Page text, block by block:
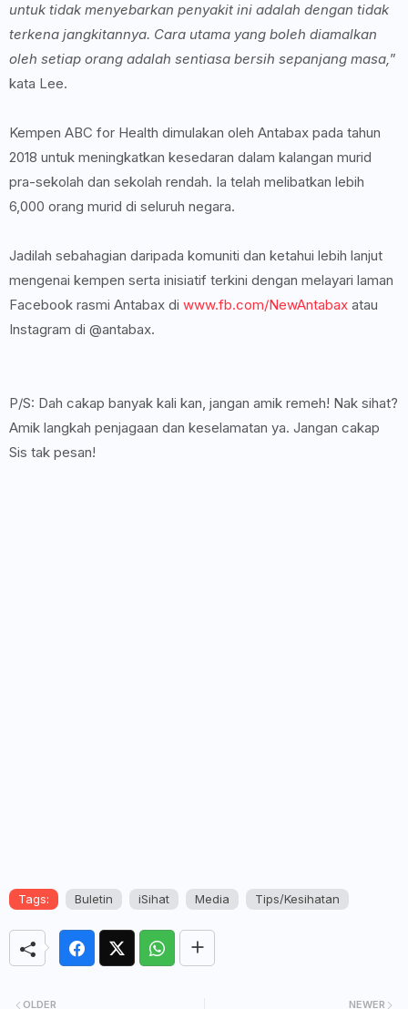
untuk tidak menyebarkan penyakit ini adalah dengan tidak
terkena jangkitannya. Cara utama yang boleh diamalkan
oleh setiap orang adalah sentiasa bersih sepanjang masa,”
kata Lee.
Kempen ABC for Health dimulakan oleh Antabax pada tahun
2018 untuk meningkatkan kesedaran dalam kalangan murid
pra-sekolah dan sekolah rendah. Ia telah melibatkan lebih
6,000 orang murid di seluruh negara.
Jadilah sebahagian daripada komuniti dan ketahui lebih lanjut
mengenai kempen serta inisiatif terkini dengan melayari laman
Facebook rasmi Antabax di www.fb.com/NewAntabax atau
Instagram di @antabax.
P/S: Dah cakap banyak kali kan, jangan amik remeh! Nak sihat?
Amik langkah penjagaan dan keselamatan ya. Jangan cakap
Sis tak pesan!
Tags: Buletin iSihat Media Tips/Kesihatan
NEWER
OLDER